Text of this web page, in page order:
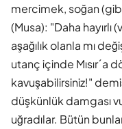
mercimek, soğan
(Musa): "Daha hayırlı
aşağılık olanla mı
utanç içinde Mısır´a
kavuşabilirsiniz!"
düşkünlük damgası
uğradılar. Bütün